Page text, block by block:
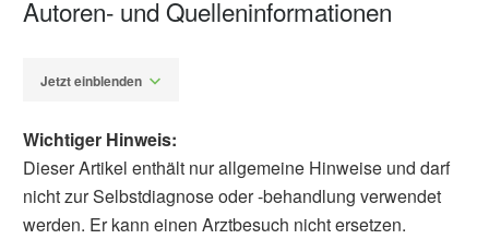
Autoren- und Quelleninformationen
Jetzt einblenden
Wichtiger Hinweis:
Dieser Artikel enthält nur allgemeine Hinweise und darf
nicht zur Selbstdiagnose oder -behandlung verwendet
werden. Er kann einen Arztbesuch nicht ersetzen.